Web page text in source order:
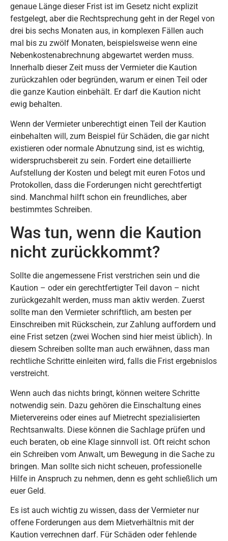
genaue Länge dieser Frist ist im Gesetz nicht explizit
festgelegt, aber die Rechtsprechung geht in der Regel von
drei bis sechs Monaten aus, in komplexen Fällen auch
mal bis zu zwölf Monaten, beispielsweise wenn eine
Nebenkostenabrechnung abgewartet werden muss.
Innerhalb dieser Zeit muss der Vermieter die Kaution
zurückzahlen oder begründen, warum er einen Teil oder
die ganze Kaution einbehält. Er darf die Kaution nicht
ewig behalten.
Wenn der Vermieter unberechtigt einen Teil der Kaution
einbehalten will, zum Beispiel für Schäden, die gar nicht
existieren oder normale Abnutzung sind, ist es wichtig,
widerspruchsbereit zu sein. Fordert eine detaillierte
Aufstellung der Kosten und belegt mit euren Fotos und
Protokollen, dass die Forderungen nicht gerechtfertigt
sind. Manchmal hilft schon ein freundliches, aber
bestimmtes Schreiben.
Was tun, wenn die Kaution
nicht zurückkommt?
Sollte die angemessene Frist verstrichen sein und die
Kaution – oder ein gerechtfertigter Teil davon – nicht
zurückgezahlt werden, muss man aktiv werden. Zuerst
sollte man den Vermieter schriftlich, am besten per
Einschreiben mit Rückschein, zur Zahlung auffordern und
eine Frist setzen (zwei Wochen sind hier meist üblich). In
diesem Schreiben sollte man auch erwähnen, dass man
rechtliche Schritte einleiten wird, falls die Frist ergebnislos
verstreicht.
Wenn auch das nichts bringt, können weitere Schritte
notwendig sein. Dazu gehören die Einschaltung eines
Mietervereins oder eines auf Mietrecht spezialisierten
Rechtsanwalts. Diese können die Sachlage prüfen und
euch beraten, ob eine Klage sinnvoll ist. Oft reicht schon
ein Schreiben vom Anwalt, um Bewegung in die Sache zu
bringen. Man sollte sich nicht scheuen, professionelle
Hilfe in Anspruch zu nehmen, denn es geht schließlich um
euer Geld.
Es ist auch wichtig zu wissen, dass der Vermieter nur
offene Forderungen aus dem Mietverhältnis mit der
Kaution verrechnen darf. Für Schäden oder fehlende